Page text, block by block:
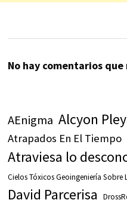
No hay comentarios que
AEnigma Alcyon
Atrapados En El Tiempo
Atraviesa lo
Cielos Tóxicos Geoingeniería Sobre
David Parcerisa